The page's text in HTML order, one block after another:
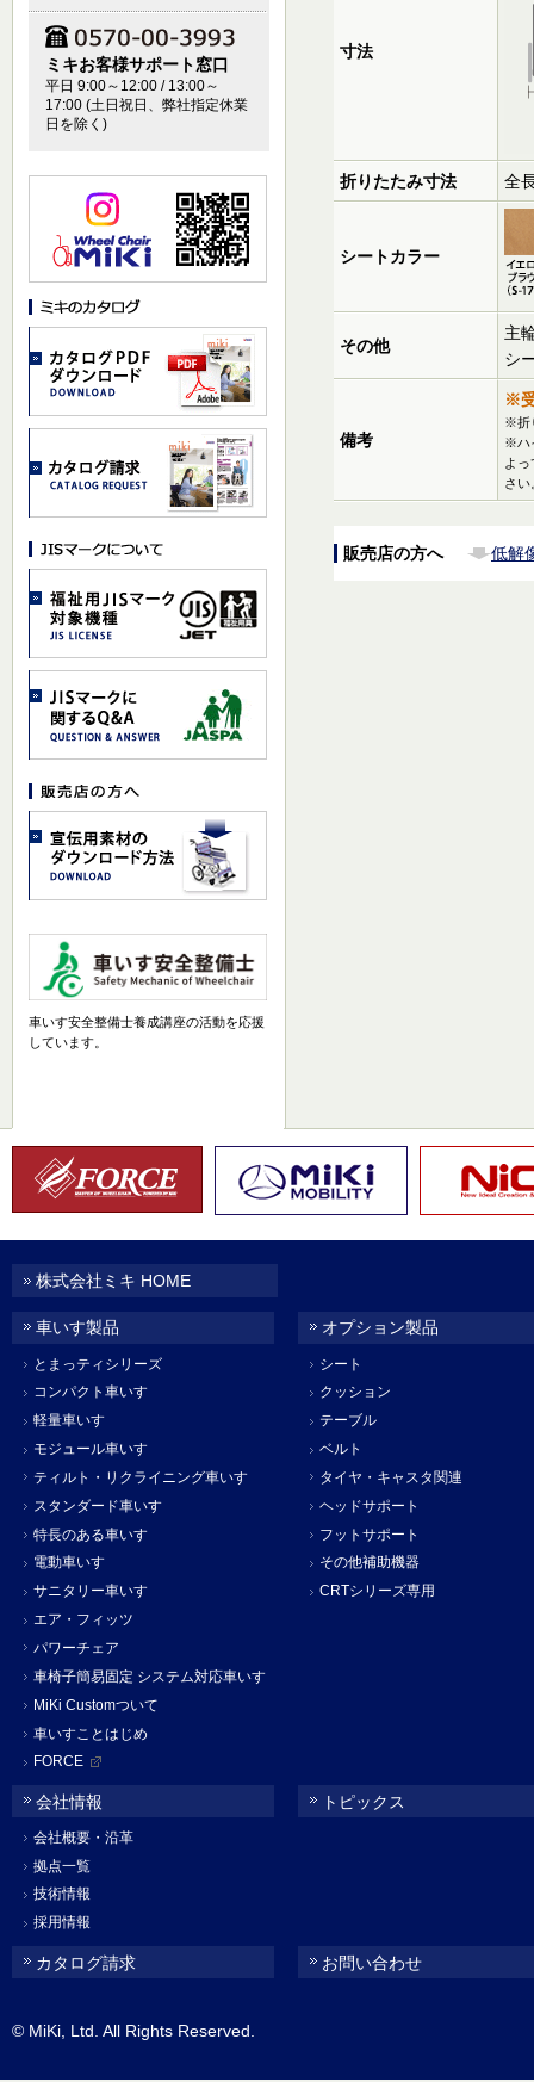
寸法
折りたたみ寸法 全
シートカラー
その他
主
シ
備考
※
※折
※ハ
よ
さい
販売店の方へ 低解
ミキお客様サポート窓口
平日 9:00～12:00 / 13:00～
17:00 (土日祝日、弊社指定休業
日を除く)
車いす安全整備士養成講座の活動を応援
しています。
株式会社ミキ HOME
車いす製品
とまっティシリーズ
コンパクト車いす
軽量車いす
モジュール車いす
ティルト・リクライニング車いす
スタンダード車いす
特長のある車いす
電動車いす
サニタリー車いす
エア・フィッツ
パワーチェア
車椅子簡易固定 システム対応車いす
MiKi Customついて
車いすことはじめ
FORCE
オプション製品
シート
クッション
テーブル
ベルト
タイヤ・キャスタ関連
ヘッドサポート
フットサポート
その他補助機器
CRTシリーズ専用
会社情報
会社概要・沿革
拠点一覧
技術情報
採用情報
トピックス
カタログ請求 お問い合わせ
© MiKi, Ltd. All Rights Reserved.